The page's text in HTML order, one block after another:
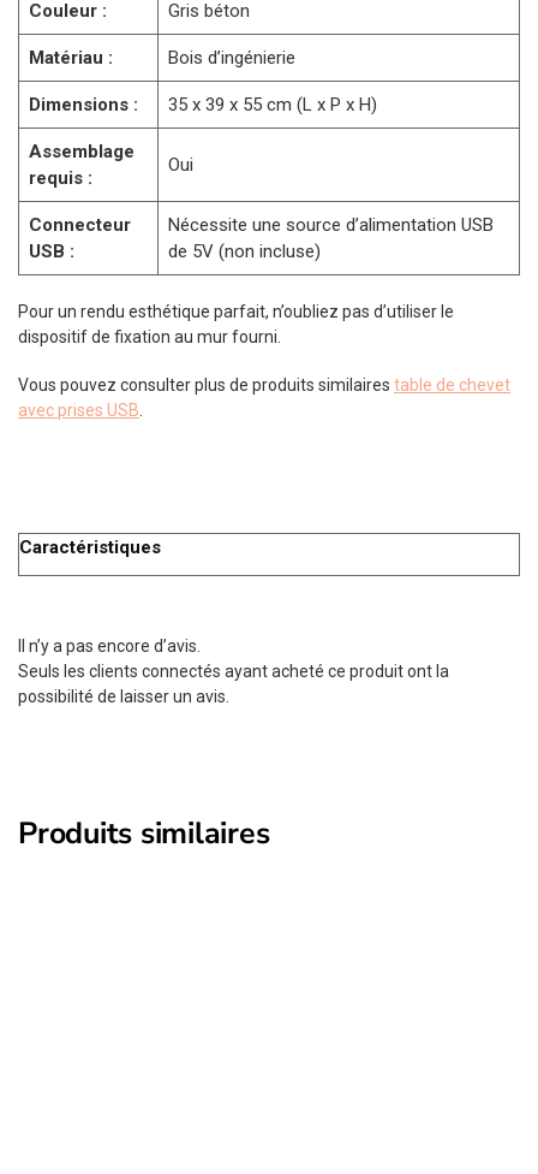
Couleur : Gris béton
Matériau : Bois d’ingénierie
Dimensions : 35 x 39 x 55 cm (L x P x H)
Assemblage
requis :
Oui
Connecteur
USB :
Nécessite une source d’alimentation USB
de 5V (non incluse)
Pour un rendu esthétique parfait, n’oubliez pas d’utiliser le
dispositif de fixation au mur fourni.
Vous pouvez consulter plus de produits similaires table de chevet
avec prises USB
Caractéristiques
Il n’y a pas encore d’avis.
Seuls les clients connectés ayant acheté ce produit ont la
possibilité de laisser un avis.
Produits similaires